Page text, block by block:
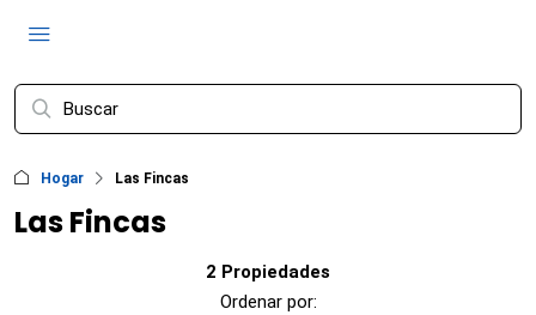
Hogar Las Fincas
Las Fincas
2 Propiedades
Ordenar por: